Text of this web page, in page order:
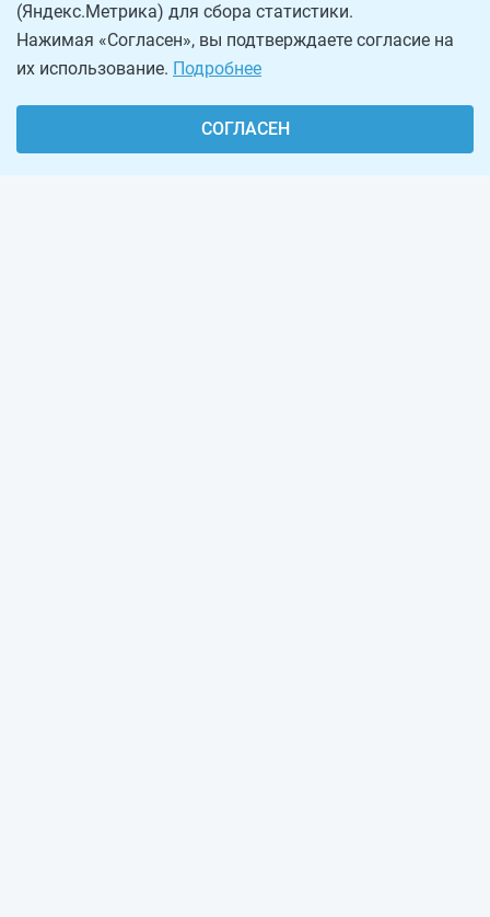
(Яндекс.Метрика) для сбора статистики.
Нажимая «Согласен», вы подтверждаете согласие на
их использование. Подробнее
СОГЛАСЕН